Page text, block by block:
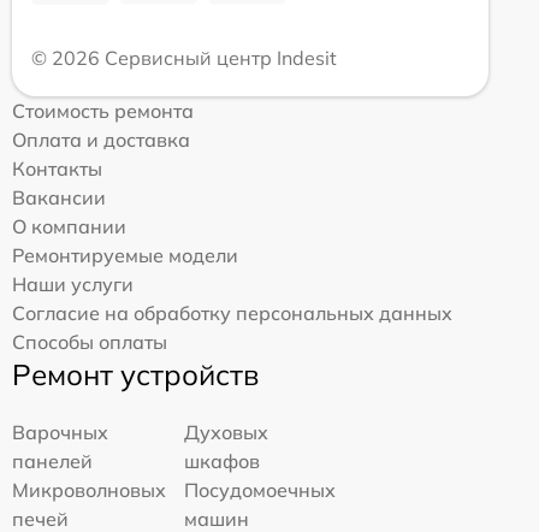
© 2026 Сервисный центр Indesit
Стоимость ремонта
Оплата и доставка
Контакты
Вакансии
О компании
Ремонтируемые модели
Наши услуги
Согласие на обработку персональных данных
Способы оплаты
Ремонт устройств
Варочных
панелей
Духовых
шкафов
Микроволновых
печей
Посудомоечных
машин